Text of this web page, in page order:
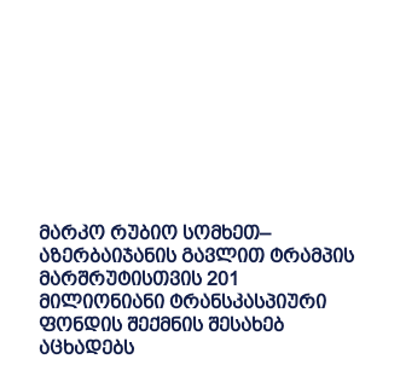
მარკო რუბიო სომხეთ–
აზერბაიჯანის გავლით ტრამპის
მარშრუტისთვის 201
მილიონიანი ტრანსკასპიური
ფონდის შექმნის შესახებ
აცხადებს